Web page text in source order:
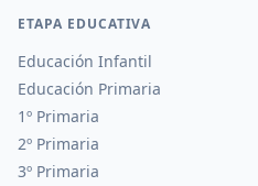
ETAPA EDUCATIVA
Educación Infantil
Educación Primaria
1º Primaria
2º Primaria
3º Primaria